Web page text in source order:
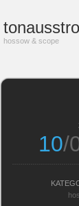
hossow & scope
10/